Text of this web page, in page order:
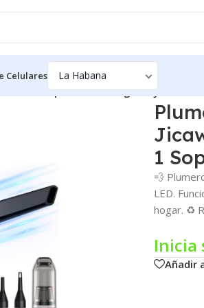
Celulares
Aire Comprimido Recargable Jicawz –
1
💨
LED.
hogar. ♻️
Inicia
Añadir